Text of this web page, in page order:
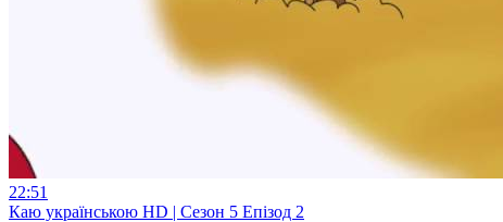
22:51
Каю українською HD | Сезон 5 Епізод 2